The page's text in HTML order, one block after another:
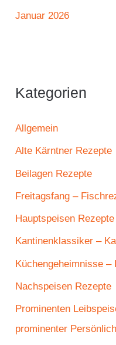
Januar 2026
Kategorien
Allgemein
Alte Kärntner Rezepte
Beilagen Rezepte
Freitagsfang –
Hauptspeisen Rezepte
Kantinenklassiker –
Küchengeheimnisse
Nachspeisen Rezepte
Prominenten
prominenter